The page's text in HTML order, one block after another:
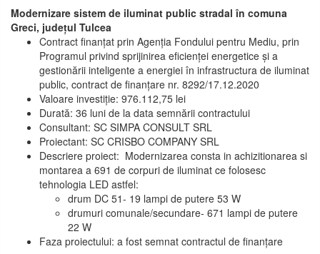
Modernizare sistem de iluminat public stradal în comuna
Greci, județul Tulcea
Contract finanțat prin Agenția Fondului pentru Mediu, prin
Programul privind sprijinirea eficienței energetice și a
gestionării inteligente a energiei în infrastructura de iluminat
public, contract de finanțare nr. 8292/17.12.2020
Valoare investiție: 976.112,75 lei
Durată: 36 luni de la data semnării contractului
Consultant: SC SIMPA CONSULT SRL
Proiectant: SC CRISBO COMPANY SRL
Descriere proiect: Modernizarea consta in achizitionarea si
montarea a 691 de corpuri de iluminat ce folosesc
tehnologia LED astfel:
drum DC 51- 19 lampi de putere 53 W
drumuri comunale/secundare- 671 lampi de putere
22 W
Faza proiectului: a fost semnat contractul de finanțare